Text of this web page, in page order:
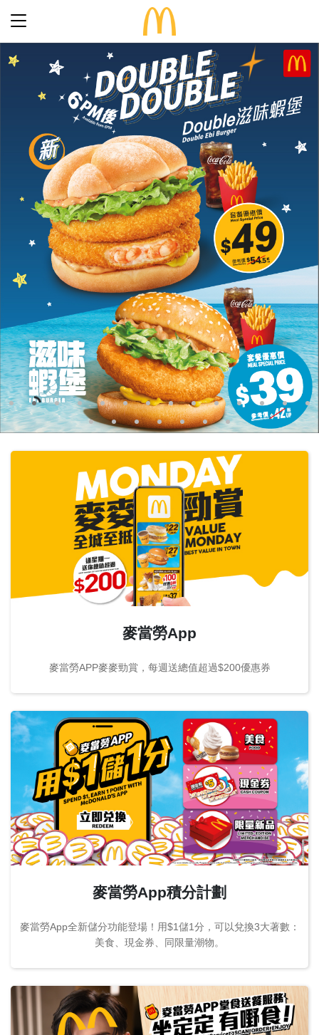
搜尋
餐廳地址
語言
English
中文
最新優惠
食得滋味
期間限定
食品知多點
早餐「滋」多點
24小時麥麥送
生日派對
關於麥當勞
歷史
餐廳設計
麥當勞親子會®
屢獲殊榮
訊息發布
企業責任
加入我們
常見問題
麥當勞App
麥當勞APP麥麥勁賞，每週送總值超過$200優惠券
麥當勞App積分計劃
麥當勞App全新儲分功能登場！用$1儲1分，可以兌換3大著數：
美食、現金券、同限量潮物。